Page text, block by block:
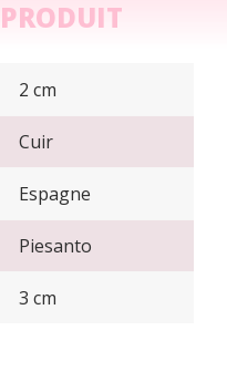
2 cm
Cuir
Espagne
Piesanto
3 cm